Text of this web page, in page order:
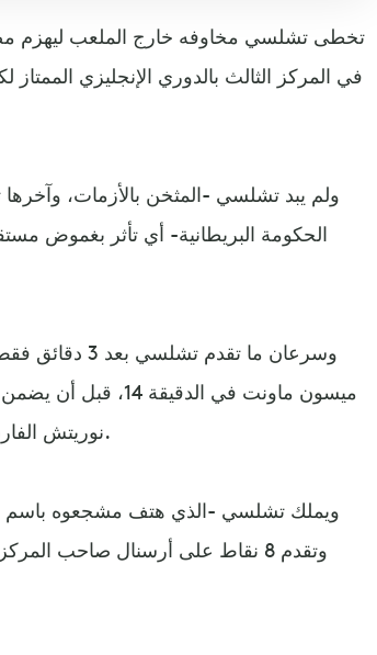
في المركز الثالث بالدوري الإنجليزي
ولم يبد تشلسي -المثخن بالأزمات،
الحكومة البريطانية- أي تأثر بغموض
وسرعان ما
ميسون ماونت في
نوريتش الفارق من ركلة جزاء نفذها تيمو بوكي في الدقيقة 69.
وتقدم 8 نقاط على أرسنال صاحب